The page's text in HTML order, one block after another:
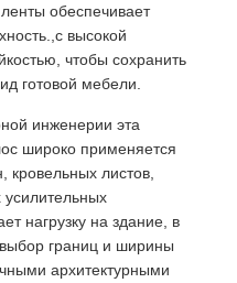
обеспечивает
высокой
чтобы сохранить
готовой мебели.
инженерии эта
широко применяется
кровельных листов,
усилительных
нагрузку на здание, в
границ и ширины
архитектурными